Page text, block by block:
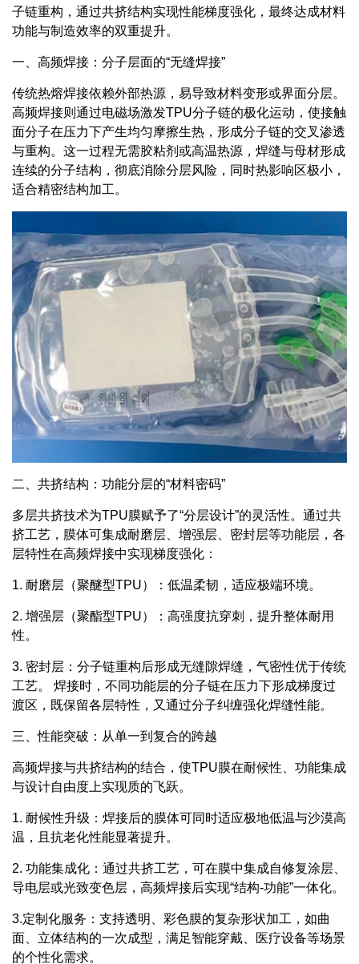
子链重构，通过共挤结构实现性能梯度强化，最终达成材料
功能与制造效率的双重提升。
一、高频焊接：分子层面的“无缝焊接”
传统热熔焊接依赖外部热源，易导致材料变形或界面分层。
高频焊接则通过电磁场激发TPU分子链的极化运动，使接触
面分子在压力下产生均匀摩擦生热，形成分子链的交叉渗透
与重构。这一过程无需胶粘剂或高温热源，焊缝与母材形成
连续的分子结构，彻底消除分层风险，同时热影响区极小，
适合精密结构加工。
二、共挤结构：功能分层的“材料密码”
多层共挤技术为TPU膜赋予了“分层设计”的灵活性。通过共
挤工艺，膜体可集成耐磨层、增强层、密封层等功能层，各
层特性在高频焊接中实现梯度强化：
1. 耐磨层（聚醚型TPU）： 低温柔韧，适应极端环境。
2. 增强层（聚酯型TPU）： 高强度抗穿刺，提升整体耐用
性。
3. 密封层： 分子链重构后形成无缝隙焊缝，气密性优于传统
工艺。 焊接时，不同功能层的分子链在压力下形成梯度过
渡区，既保留各层特性，又通过分子纠缠强化焊缝性能。
三、性能突破：从单一到复合的跨越
高频焊接与共挤结构的结合，使TPU膜在耐候性、功能集成
与设计自由度上实现质的飞跃。
1. 耐候性升级： 焊接后的膜体可同时适应极地低温与沙漠高
温，且抗老化性能显著提升。
2. 功能集成化： 通过共挤工艺，可在膜中集成自修复涂层、
导电层或光致变色层，高频焊接后实现“结构-功能”一体化。
3.定制化服务： 支持透明、彩色膜的复杂形状加工，如曲
面、立体结构的一次成型，满足智能穿戴、医疗设备等场景
的个性化需求。